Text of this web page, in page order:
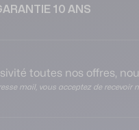
10 ANS
toutes nos offres,
mail, vous acceptez de recevoir